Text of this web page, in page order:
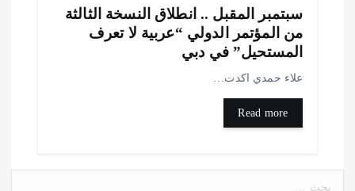
المقبل .. انطلاق النسخة الثالثة
المؤتمر الدولي “عربية لا تعرف
في دبي
حمدي اكدت…